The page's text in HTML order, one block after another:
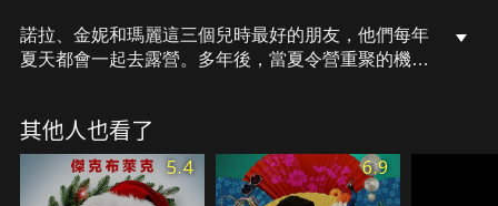
諾拉、金妮和瑪麗這三個兒時最好的朋友，他們每年
夏天都會一起去露營。多年後，當夏令營重聚的機會
其他人也看了
5.4 6.9